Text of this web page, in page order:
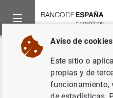
Inicio Publicaciones
Volver
Cost
strategic trade
Aviso de
Este sitio o
propias y de
funcionamiento,